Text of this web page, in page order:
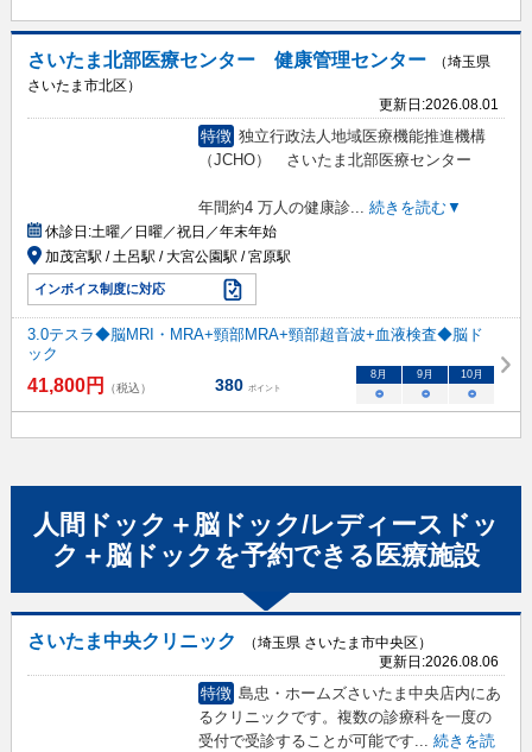
さいたま北部医療センター 健康管理センター
（埼玉県
さいたま市北区）
更新日:2026.08.01
特徴 独立行政法人地域医療機能推進機構
（JCHO） さいたま北部医療センター
年間約4 万人の健康診... 続きを読む▼
休診日:土曜／日曜／祝日／年末年始
加茂宮駅 / 土呂駅 / 大宮公園駅 / 宮原駅
インボイス制度に対応
3.0テスラ◆脳MRI・MRA+頸部MRA+頸部超音波+血液検査◆脳ド
ック
41,800円 （税込） 380 ポイント
8月 9月 10月
○ ○ ○
人間ドック＋脳ドック/レディースドッ
ク＋脳ドック を予約できる 医療施設
さいたま中央クリニック
（埼玉県 さいたま市中央区）
更新日:2026.08.06
特徴 島忠・ホームズさいたま中央店内にあ
るクリニックです。複数の診療科を一度の
受付で受診することが可能です... 続きを読